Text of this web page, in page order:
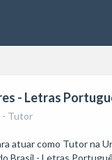
- Letras
- Tutor
atuar como Tutor na
Brasil - Letras